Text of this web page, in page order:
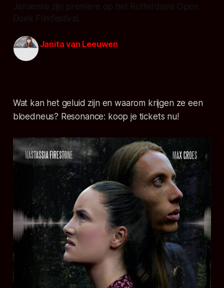
Jeroense zijn première op het Rotterdams Open
Doek FIlmfestival.
Janita van Leeuwen
Wat kan het geluid zijn en waarom krijgen ze een
bloedneus? Resonance: koop je tickets nu!